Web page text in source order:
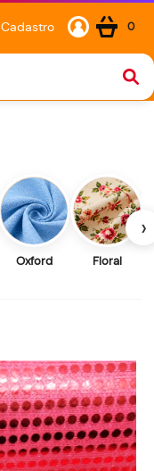
Cadastro 0
Oxford Floral
›